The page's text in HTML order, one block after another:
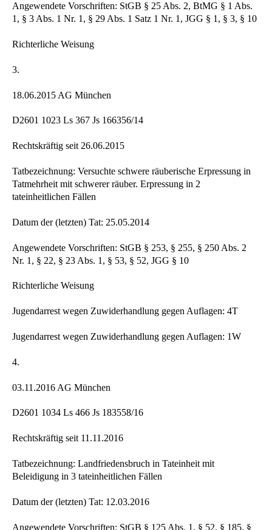
Angewendete Vorschriften: StGB § 25 Abs. 2, BtMG § 1 Abs.
1, § 3 Abs. 1 Nr. 1, § 29 Abs. 1 Satz 1 Nr. 1, JGG § 1, § 3, § 10
Richterliche Weisung
3.
18.06.2015 AG München
D2601 1023 Ls 367 Js 166356/14
Rechtskräftig seit 26.06.2015
Tatbezeichnung: Versuchte schwere räuberische Erpressung in
Tatmehrheit mit schwerer räuber. Erpressung in 2
tateinheitlichen Fällen
Datum der (letzten) Tat: 25.05.2014
Angewendete Vorschriften: StGB § 253, § 255, § 250 Abs. 2
Nr. 1, § 22, § 23 Abs. 1, § 53, § 52, JGG § 10
Richterliche Weisung
Jugendarrest wegen Zuwiderhandlung gegen Auflagen: 4T
Jugendarrest wegen Zuwiderhandlung gegen Auflagen: 1W
4.
03.11.2016 AG München
D2601 1034 Ls 466 Js 183558/16
Rechtskräftig seit 11.11.2016
Tatbezeichnung: Landfriedensbruch in Tateinheit mit
Beleidigung in 3 tateinheitlichen Fällen
Datum der (letzten) Tat: 12.03.2016
Angewendete Vorschriften: StGB § 125 Abs. 1, § 52, § 185, §